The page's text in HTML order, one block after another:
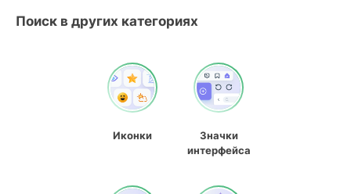
Поиск в других категориях
Иконки
Значки
интерфейса